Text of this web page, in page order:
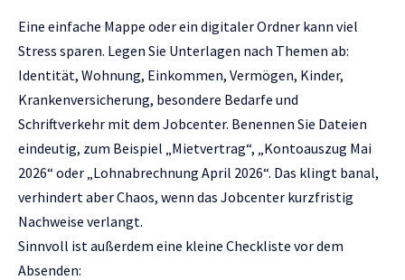
Eine einfache Mappe oder ein digitaler Ordner kann viel
Stress sparen. Legen Sie Unterlagen nach Themen ab:
Identität, Wohnung, Einkommen, Vermögen, Kinder,
Krankenversicherung, besondere Bedarfe und
Schriftverkehr mit dem Jobcenter. Benennen Sie Dateien
eindeutig, zum Beispiel „Mietvertrag“, „Kontoauszug Mai
2026“ oder „Lohnabrechnung April 2026“. Das klingt banal,
verhindert aber Chaos, wenn das Jobcenter kurzfristig
Nachweise verlangt.
Sinnvoll ist außerdem eine kleine Checkliste vor dem
Absenden: